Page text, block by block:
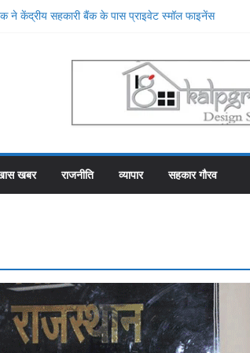
ने केंद्रीय सहकारी बैंक के पास प्राइवेट स्मॉल फाइनेंस
पर रहे सहकारी भंडार के पास कर्मचारियों को वेतन देने
फाका काट रहे 31 कर्मचारी
योजना में गड़बड़ी की एक और एजेंसी ने शुरू की जांच
महल में रोजगार उत्सव और मीडिया मैनेजमेंट
समिति व्यवस्थापकों की मिलीभगत से फसल बीमा में
खबर राजनीति व्यापार सहकार गौरव